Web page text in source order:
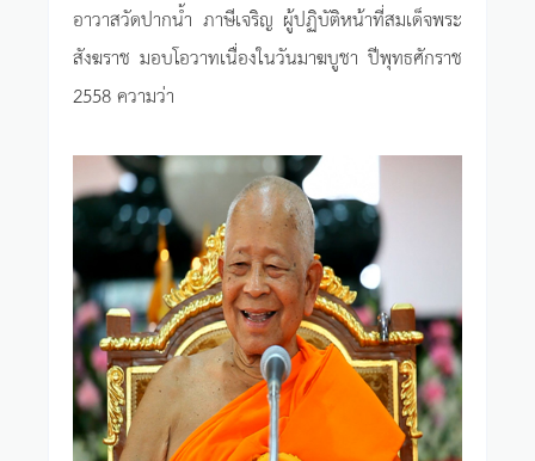
อาวาสวัดปากน้ำ ภาษีเจริญ ผู้ปฏิบัติหน้าที่สมเด็จพระ
สังฆราช มอบโอวาทเนื่องในวันมาฆบูชา ปีพุทธศักราช
2558 ความว่า